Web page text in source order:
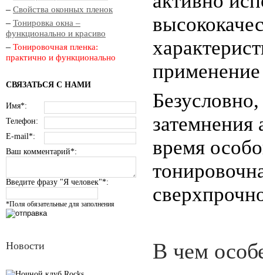
– Свойства оконных пленок
– Тонировка окна –
функционально и красиво
– Тонировочная пленка:
практично и функционально
СВЯЗАТЬСЯ С НАМИ
Имя*:
Телефон:
E-mail*:
Ваш комментарий*:
Введите фразу "Я человек"*:
*Поля обязательные для заполнения
Новости
затемнения
время
В чем